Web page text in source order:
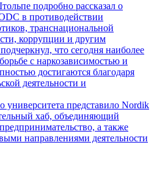
подробно рассказал о
в противодействии
транснациональной
коррупции и другим
что сегодня наиболее
с наркозависимостью и
достигаются благодаря
деятельности и
университета представило Nordik
хаб, объединяющий
а также
направлениями деятельности